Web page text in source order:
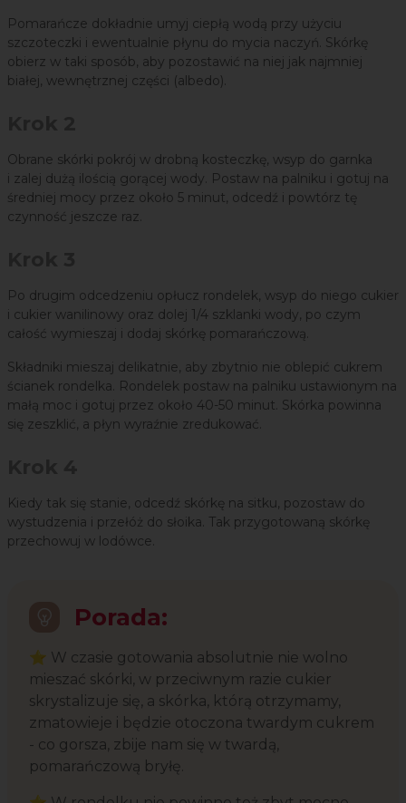
Pomarańcze dokładnie umyj ciepłą wodą przy użyciu
szczoteczki i ewentualnie płynu do mycia naczyń. Skórkę
obierz w taki sposób, aby pozostawić na niej jak najmniej
białej, wewnętrznej części (albedo).
Obrane skórki pokrój w drobną kosteczkę, wsyp do garnka
i zalej dużą ilością gorącej wody. Postaw na palniku i gotuj na
średniej mocy przez około 5 minut, odcedź i powtórz tę
czynność jeszcze raz.
Po drugim odcedzeniu opłucz rondelek, wsyp do niego cukier
i cukier wanilinowy oraz dolej 1/4 szklanki wody, po czym
całość wymieszaj i dodaj skórkę pomarańczową.
Składniki mieszaj delikatnie, aby zbytnio nie oblepić cukrem
ścianek rondelka. Rondelek postaw na palniku ustawionym na
małą moc i gotuj przez około 40-50 minut. Skórka powinna
się zeszklić, a płyn wyraźnie zredukować.
Kiedy tak się stanie, odcedź skórkę na sitku, pozostaw do
wystudzenia i przełóż do słoika. Tak przygotowaną skórkę
przechowuj w lodówce.
Porada:
⭐ W czasie gotowania absolutnie nie wolno
mieszać skórki, w przeciwnym razie cukier
skrystalizuje się, a skórka, którą otrzymamy,
zmatowieje i będzie otoczona twardym cukrem
- co gorsza, zbije nam się w twardą,
pomarańczową bryłę.